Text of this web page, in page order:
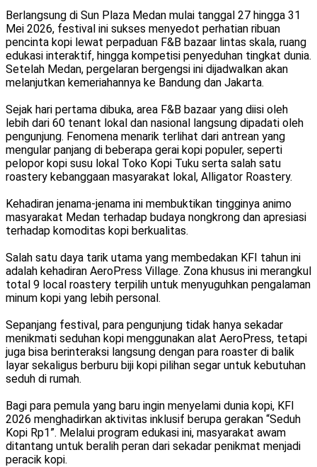
Berlangsung di Sun Plaza Medan mulai tanggal 27 hingga 31
Mei 2026, festival ini sukses menyedot perhatian ribuan
pencinta kopi lewat perpaduan F&B bazaar lintas skala, ruang
edukasi interaktif, hingga kompetisi penyeduhan tingkat dunia.
Setelah Medan, pergelaran bergengsi ini dijadwalkan akan
melanjutkan kemeriahannya ke Bandung dan Jakarta.
Sejak hari pertama dibuka, area F&B bazaar yang diisi oleh
lebih dari 60 tenant lokal dan nasional langsung dipadati oleh
pengunjung. Fenomena menarik terlihat dari antrean yang
mengular panjang di beberapa gerai kopi populer, seperti
pelopor kopi susu lokal Toko Kopi Tuku serta salah satu
roastery kebanggaan masyarakat lokal, Alligator Roastery.
Kehadiran jenama-jenama ini membuktikan tingginya animo
masyarakat Medan terhadap budaya nongkrong dan apresiasi
terhadap komoditas kopi berkualitas.
Salah satu daya tarik utama yang membedakan KFI tahun ini
adalah kehadiran AeroPress Village. Zona khusus ini merangkul
total 9 local roastery terpilih untuk menyuguhkan pengalaman
minum kopi yang lebih personal.
Sepanjang festival, para pengunjung tidak hanya sekadar
menikmati seduhan kopi menggunakan alat AeroPress, tetapi
juga bisa berinteraksi langsung dengan para roaster di balik
layar sekaligus berburu biji kopi pilihan segar untuk kebutuhan
seduh di rumah.
Bagi para pemula yang baru ingin menyelami dunia kopi, KFI
2026 menghadirkan aktivitas inklusif berupa gerakan “Seduh
Kopi Rp1”. Melalui program edukasi ini, masyarakat awam
ditantang untuk beralih peran dari sekadar penikmat menjadi
peracik kopi.